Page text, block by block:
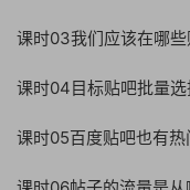
课时03我们应该在哪
课时04目标贴吧批量
课时05百度贴吧也有